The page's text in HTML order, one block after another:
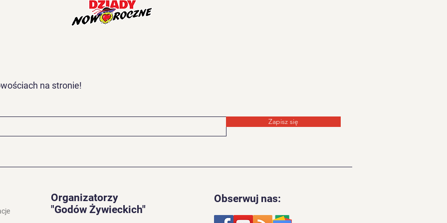
na stronie!
Zapisz się
Organizatorzy
"Godów Żywieckich"
Obserwuj nas: